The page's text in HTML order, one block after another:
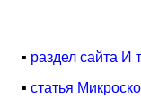
▪ раздел сайта И
▪ статья